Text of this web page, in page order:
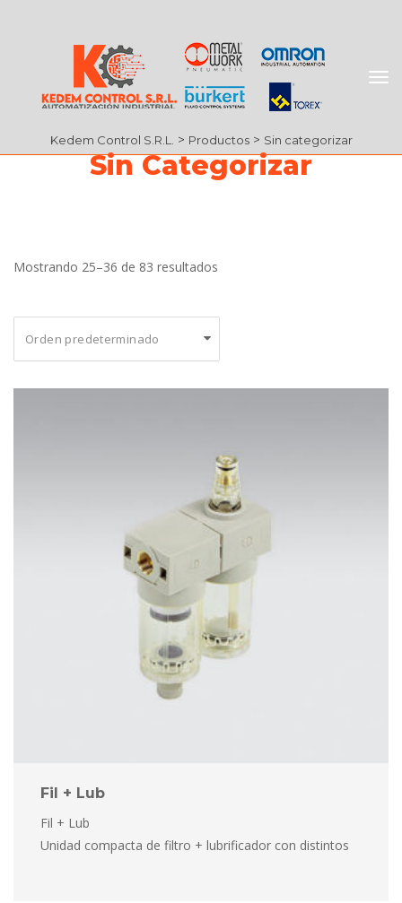
Kedem Control S.R.L. > Producto > Sin categorizar
Sin Categorizar
Mostrando 25–36 de 83 resultado
Fil + Lub
Fil + Lub
Unidad compacta de filtro + lubrificador con distinto